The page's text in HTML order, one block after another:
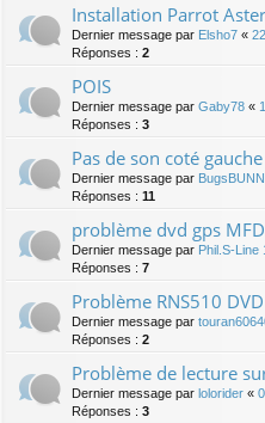
Installation Parrot
Dernier message par Elsho7 «
Réponses : 2
POIS
Dernier message par Gaby78 «
Réponses : 3
Pas de son coté gauche
Dernier message par
Réponses : 11
problème dvd gps
Dernier message par Phil.S-Line
Réponses : 7
Problème RNS510
Dernier message par
Réponses : 2
Problème de lecture
Dernier message par lolorider «
Réponses : 3